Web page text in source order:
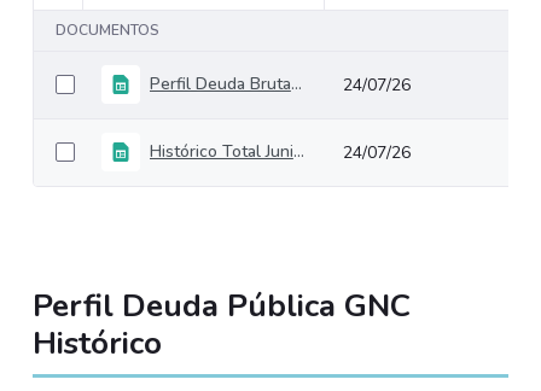
DOCUMENTOS
Perfil Deuda Bruta GNC Junio 2026_ 24/07/26
Histórico Total Junio2026 24/07/26
Perfil Deuda Pública GNC
Histórico